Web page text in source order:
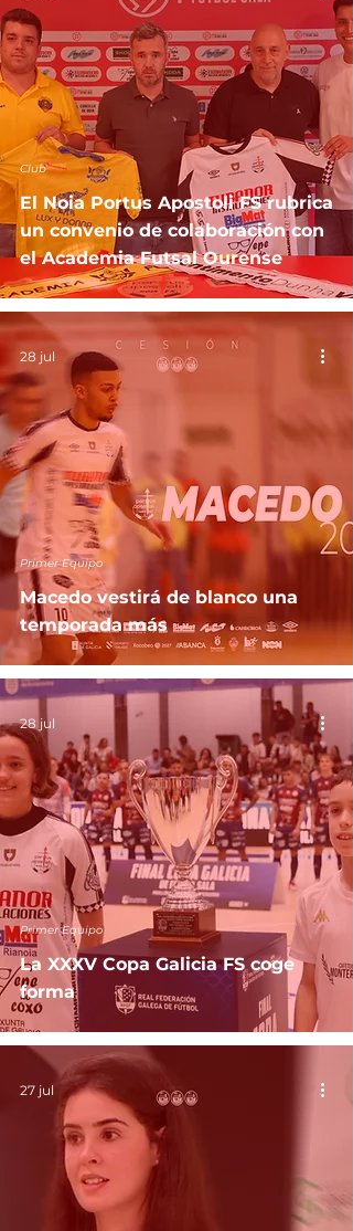
El Noia Portus Apostoli FS rubrica
un convenio de colaboración con
el Academia Futsal Ourense
Club
Macedo vestirá de blanco una
temporada más
Primer Equipo
28 jul
La XXXV Copa Galicia FS coge
forma
Primer Equipo
28 jul
27 jul